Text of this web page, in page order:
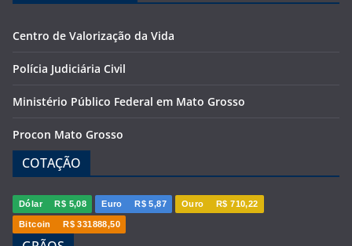
Centro de Valorização da Vida
Polícia Judiciária Civil
Ministério Público Federal em Mato Grosso
Procon Mato Grosso
COTAÇÃO
Dólar R$ 5,08 Euro R$ 5,87 Ouro R$ 710,22
Bitcoin R$ 331888,50